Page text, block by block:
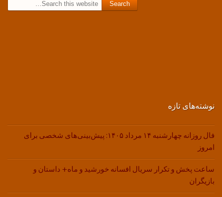
نوشته‌های تازه
فال روزانه چهارشنبه ۱۴ مرداد ۱۴۰۵: پیش‌بینی‌های شخصی برای
امروز
ساعت پخش و تکرار سریال افسانه خورشید و ماه+ داستان و
بازیگران